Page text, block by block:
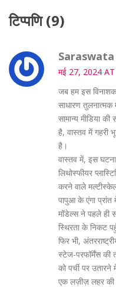
टिप्पणि (9)
मई 27, 2024 AT
जब हम इस
साधारण तुलनात्मक
सामान्य मीडिया
है, वास्तव में गहरी
है।
वास्तव में, इस
लिथोस्फीयर
करने वाले
पापुआ के एंगा प्रांत
मॉडेल्स ने पहले ही
स्थिरता के निकट
फिर भी,
स्टेज-परफॉर्मेंस की
को पर्ची पर
एक लज़ीज़ लहर